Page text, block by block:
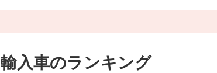
輸入車のランキング